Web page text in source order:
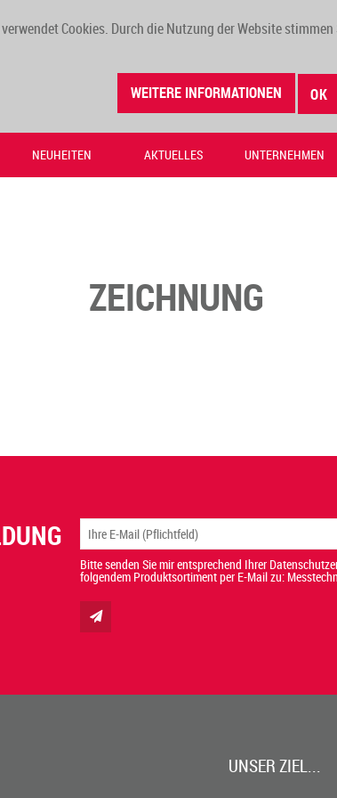
Cookies. Durch die Nutzung der Website
WEITERE INFORMATIONEN OK
NEUHEITEN AKTUELLES UNTERNEHMEN
ZEICHNUNG
Bitte senden Sie mir entsprechend Ihrer
folgendem Produktsortiment per E-Mail zu:
UNSER ZIEL...